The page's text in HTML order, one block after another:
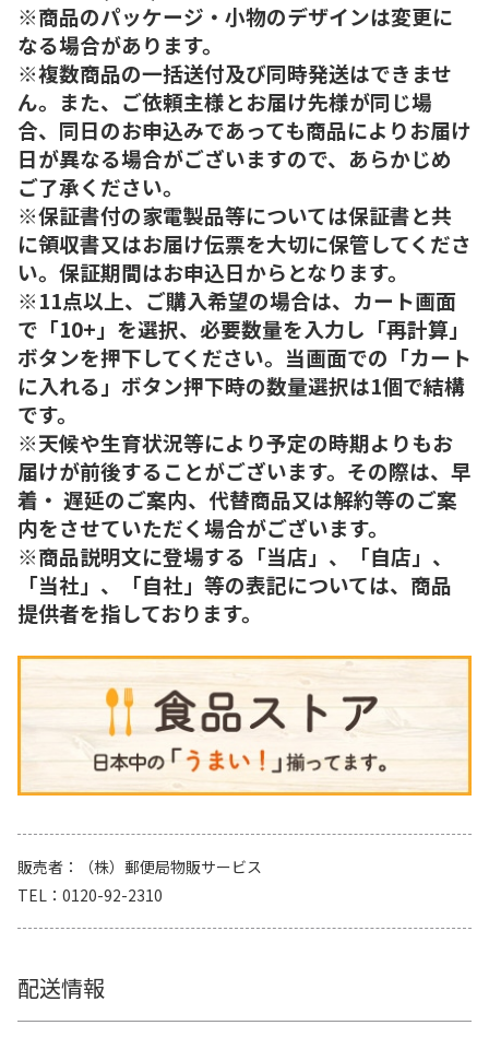
※商品のパッケージ・小物のデザインは変更に
なる場合があります。
※複数商品の一括送付及び同時発送はできませ
ん。また、ご依頼主様とお届け先様が同じ場
合、同日のお申込みであっても商品によりお届け
日が異なる場合がございますので、あらかじめ
ご了承ください。
※保証書付の家電製品等については保証書と共
に領収書又はお届け伝票を大切に保管してくださ
い。保証期間はお申込日からとなります。
※11点以上、ご購入希望の場合は、カート画面
で「10+」を選択、必要数量を入力し「再計算」
ボタンを押下してください。当画面での「カート
に入れる」ボタン押下時の数量選択は1個で結構
です。
※天候や生育状況等により予定の時期よりもお
届けが前後することがございます。その際は、早
着・ 遅延のご案内、代替商品又は解約等のご案
内をさせていただく場合がございます。
※商品説明文に登場する「当店」、「自店」、
「当社」、「自社」等の表記については、商品
提供者を指しております。
販売者
（株）郵便局物販サービス
TEL
0120-92-2310
配送情報